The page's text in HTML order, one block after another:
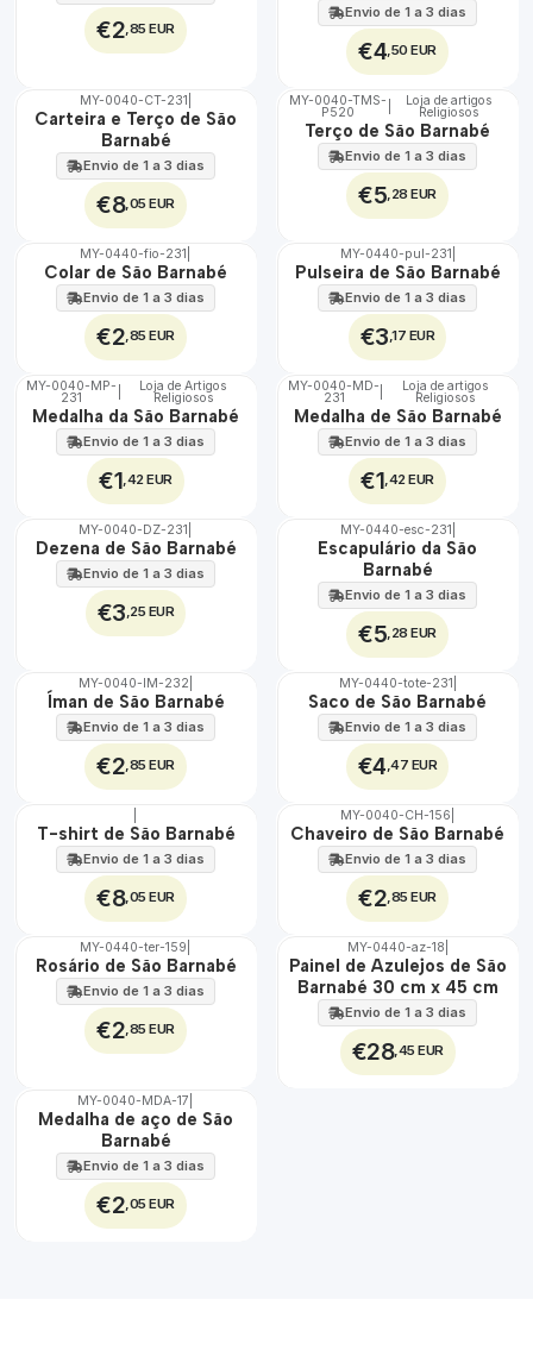
€2,85 EUR
Envio de 1 a 3 dias
€4,50 EUR
🇵🇹
MY-0040-CT-231
Carteira e Terço de São
Barnabé
Envio de 1 a 3 dias
€8,05 EUR
🇵🇹
100%
MY-0040-TMS-
P520
Loja de artigos
Religiosos
Terço de São Barnabé
Envio de 1 a 3 dias
€5,28 EUR
🇵🇹
100%
MY-0440-fio-231
Colar de São Barnabé
Envio de 1 a 3 dias
€2,85 EUR
🇵🇹
100%
MY-0440-pul-231
Pulseira de São Barnabé
Envio de 1 a 3 dias
€3,17 EUR
🇵🇹
100%
MY-0040-MP-
231
Loja de Artigos
Religiosos
Medalha da São Barnabé
Envio de 1 a 3 dias
€1,42 EUR
🇵🇹
100%
MY-0040-MD-
231
Loja de artigos
Religiosos
Medalha de São Barnabé
Envio de 1 a 3 dias
€1,42 EUR
🇵🇹
100%
MY-0040-DZ-231
Dezena de São Barnabé
Envio de 1 a 3 dias
€3,25 EUR
🇵🇹
MY-0440-esc-231
Escapulário da São
Barnabé
Envio de 1 a 3 dias
€5,28 EUR
🇵🇹
100%
MY-0040-IM-232
Íman de São Barnabé
Envio de 1 a 3 dias
€2,85 EUR
🇵🇹
100%
MY-0440-tote-231
Saco de São Barnabé
Envio de 1 a 3 dias
€4,47 EUR
🇵🇹
100%
T-shirt de São Barnabé
Envio de 1 a 3 dias
€8,05 EUR
🇵🇹
100%
MY-0040-CH-156
Chaveiro de São Barnabé
Envio de 1 a 3 dias
€2,85 EUR
🇵🇹
100%
MY-0440-ter-159
Rosário de São Barnabé
Envio de 1 a 3 dias
€2,85 EUR
🇵🇹
100%
EXT.
MY-0440-az-18
Painel de Azulejos de São
Barnabé 30 cm x 45 cm
Envio de 1 a 3 dias
€28,45 EUR
🇵🇹
ÁGUA
MY-0040-MDA-17
Medalha de aço de São
Barnabé
Envio de 1 a 3 dias
€2,05 EUR